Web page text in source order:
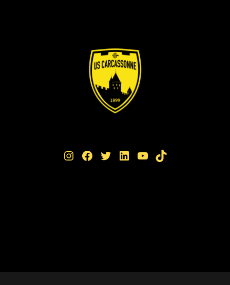
Instagram Facebook Twitter LinkedIn YouTube TikTok